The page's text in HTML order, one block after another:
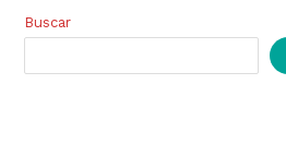
Buscar